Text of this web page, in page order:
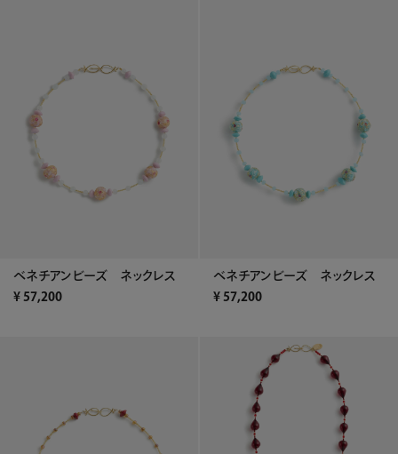
ベネチアンビーズ ネックレス
¥ 57,200
ベネチアンビーズ ネックレス
¥ 57,200